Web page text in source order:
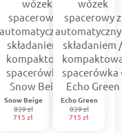
Snow Beige
839 zł
715 zł
Echo Green
839 zł
715 zł